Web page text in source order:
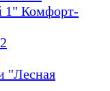
1" Комфорт-
"Лесная